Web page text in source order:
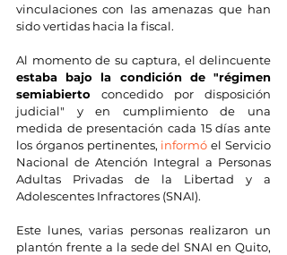
vinculaciones con las amenazas que han
sido vertidas hacia la fiscal.
estaba bajo la condición de "régimen
semiabierto concedido por disposición
judicial" y en cumplimiento de una
medida de presentación cada 15 días ante
los órganos pertinentes, informó el Servicio
Nacional de Atención Integral a Personas
Adultas Privadas de la Libertad y a
Adolescentes Infractores (SNAI).
Este lunes, varias personas realizaron un
plantón frente a la sede del SNAI en Quito,